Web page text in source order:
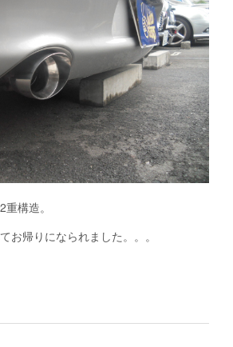
構造。
お帰りになられました。。。